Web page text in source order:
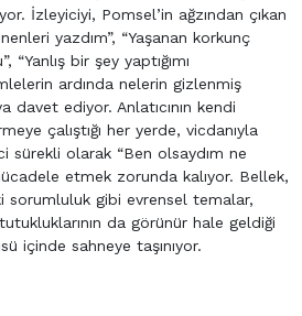
İzleyiciyi, Pomsel’in ağzından çıkan
yazdım”, “Yaşanan korkunç
bir şey yaptığımı
ardında nelerin gizlenmiş
davet ediyor. Anlatıcının kendi
çalıştığı her yerde, vicdanıyla
sürekli olarak “Ben olsaydım ne
etmek zorunda kalıyor. Bellek,
sorumluluk gibi evrensel temalar,
da görünür hale geldiği
içinde sahneye taşınıyor.